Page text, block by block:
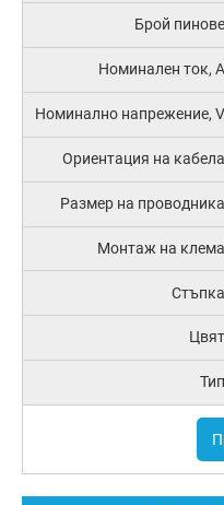
Брой пинове
Номинален ток, А
Номинално напрежение, V
Ориентация на кабела
Размер на проводника
Монтаж на клема
Стъпка
Цвят
Тип